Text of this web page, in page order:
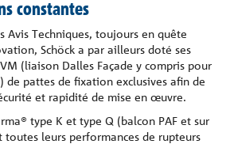
constantes
Avis Techniques, toujours en quête
Schöck a par ailleurs doté ses
(liaison Dalles Façade y compris pour
de pattes de fixation exclusives afin de
et rapidité de mise en œuvre.
type K et type Q (balcon PAF et sur
toutes leurs performances de rupteurs